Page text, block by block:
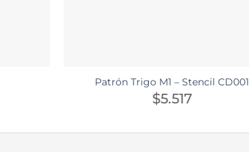
Patrón Trigo M1 – Stencil CD001
$5.517